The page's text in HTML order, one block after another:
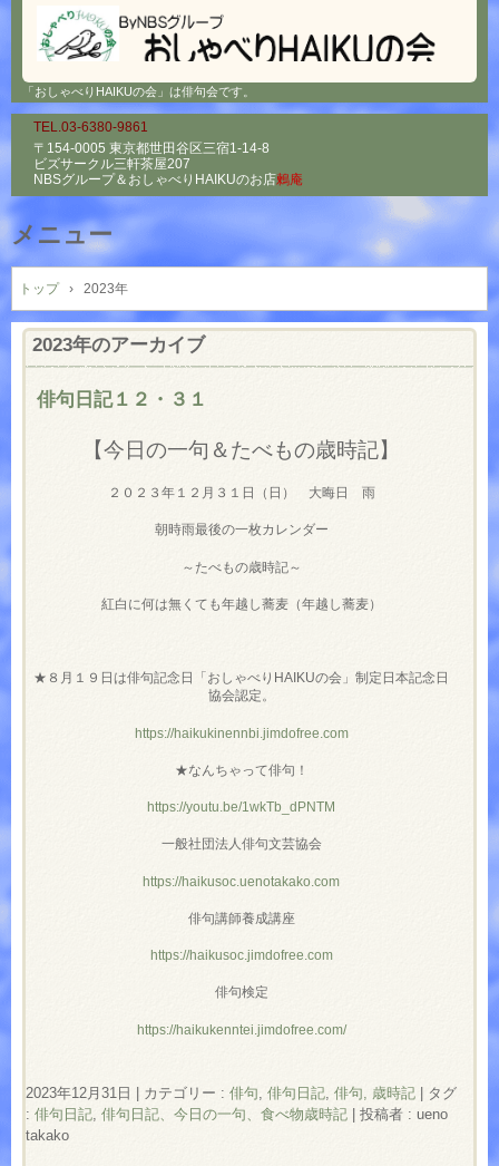
「おしゃべりHAIKUの会」は俳句会です。
TEL.03-6380-9861
〒154-0005 東京都世田谷区三宿1-14-8
ビズサークル三軒茶屋207
NBSグループ＆ おしゃべりHAIKUのお店鶫庵
メニュー
コ
ン
テ
ン
トップ › 2023年
2023年のアーカイブ
俳句日記１２・３１
【今日の一句＆たべもの歳時記】
２０２３年１２月３１日（日） 大晦日 雨
朝時雨最後の一枚カレンダー
～たべもの歳時記～
紅白に何は無くても年越し蕎麦（年越し蕎麦）
★８月１９日は俳句記念日「おしゃべりHAIKUの会」制定日本記念日
協会認定。
https://haikukinennbi.jimdofree.com
★なんちゃって俳句！
https://youtu.be/1wkTb_dPNTM
一般社団法人俳句文芸協会
https://haikusoc.uenotakako.com
俳句講師養成講座
https://haikusoc.jimdofree.com
俳句検定
https://haikukenntei.jimdofree.com/
2023年12月31日 | カテゴリー : 俳句 俳句日記 俳句, 歳時記 | タグ
: 俳句日記 俳句日記、今日の一句、食べ物歳時記 | 投稿者 : ueno
takako